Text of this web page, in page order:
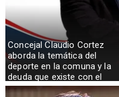
Concejal Claudio Cortez
aborda la temática del
deporte en la comuna y la
deuda que existe con el
sector rural